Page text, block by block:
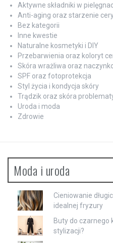
Aktywne składniki w
Anti-aging oraz starzenie
Bez kategorii
Inne kwestie
Naturalne kosmetyki i DIY
Przebarwienia oraz koloryt
Skóra wrażliwa oraz
SPF oraz fotoprotekcja
Styl życia i kondycja skóry
Trądzik oraz skóra
Uroda i moda
Zdrowie
Moda i uroda
Cieniowanie
idealnej fryzury
Buty do czarnego
stylizacji?